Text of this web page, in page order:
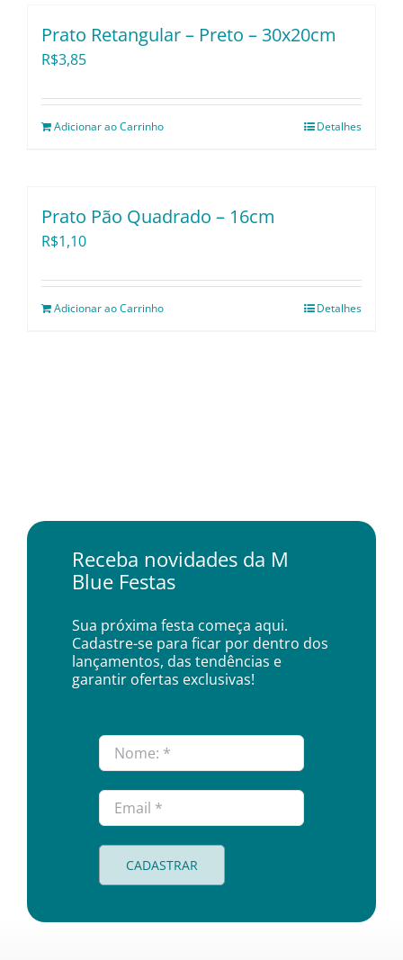
Prato Retangular – Preto – 30x20cm
R$3,85
Adicionar ao Carrinho Detalhes
Prato Pão Quadrado – 16cm
R$1,10
Adicionar ao Carrinho Detalhes
Receba novidades da M
Blue Festas
Sua próxima festa começa aqui.
Cadastre-se para ficar por dentro dos
lançamentos, das tendências e
garantir ofertas exclusivas!
CADASTRAR